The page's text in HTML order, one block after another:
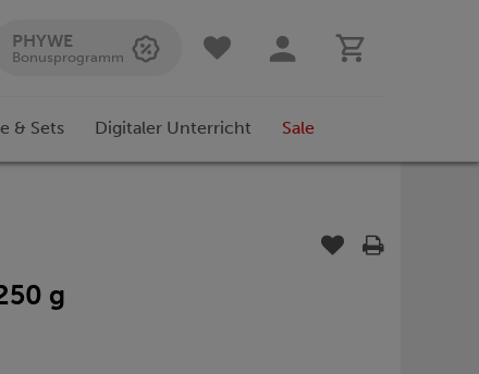
PHYWE
Bonusprogramm
& Sets Digitaler Unterricht Sale
g